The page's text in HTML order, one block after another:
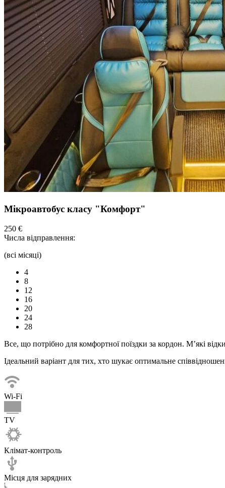
Мікроавтобус класу "Комфорт"
250 €
Числа відправлення:
(всі місяці)
4
8
12
16
20
24
28
Все, що потрібно для комфортноїпоїздки за кордон. М’які
Ідеальний варіант для тих, хто шукає оптимальне
Wi-Fi
TV
Клімат-контроль
Місця для зарядних